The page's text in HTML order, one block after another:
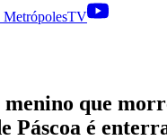
MetrópolesTV
que
Páscoa é